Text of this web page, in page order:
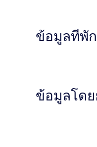
ข้อมูลที่พัก
ข้อมูลโด